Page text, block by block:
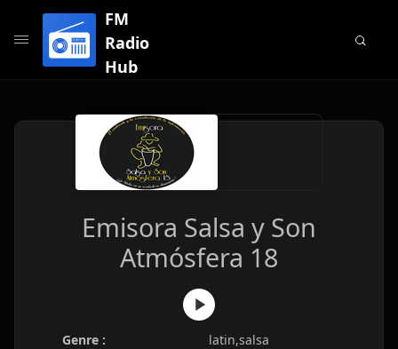
FM
Radio
Hub
Emisora Salsa y Son
Atmósfera 18
Genre :
latin,salsa